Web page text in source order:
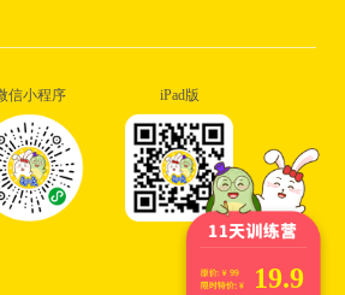
19.9
信小程序 iPad版